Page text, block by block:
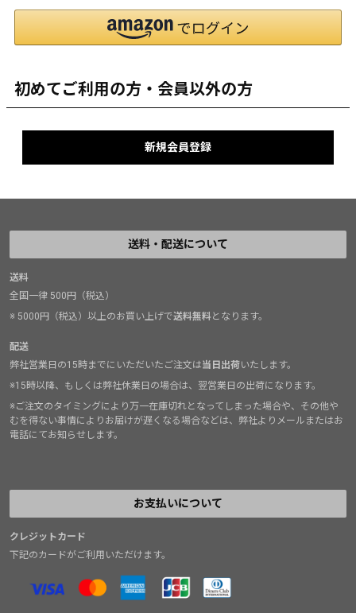
初めてご利用の方・会員以外の方
送料・配送について
送料
全国一律 500円（税込）
※ 5000円（税込）以上のお買い上げで送料無料となります。
配送
弊社営業日の15時までにいただいたご注文は当日出荷いたします。
※15時以降、もしくは弊社休業日の場合は、翌営業日の出荷になります。
※ご注文のタイミングにより万一在庫切れとなってしまった場合や、その他や
むを得ない事情によりお届けが遅くなる場合などは、弊社よりメールまたはお
電話にてお知らせします。
お支払いについて
クレジットカード
下記のカードがご利用いただけます。